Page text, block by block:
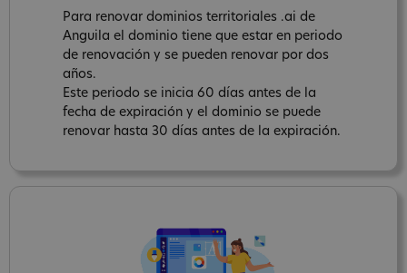
Para renovar dominios territoriales .ai de
Anguila el dominio tiene que estar en periodo
de renovación y se pueden renovar por dos
años.
Este periodo se inicia 60 días antes de la
fecha de expiración y el dominio se puede
renovar hasta 30 días antes de la expiración.